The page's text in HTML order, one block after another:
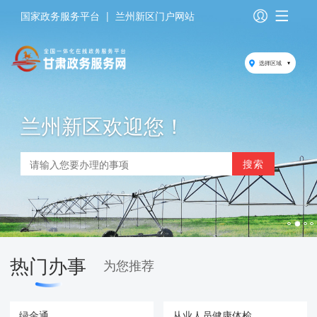
国家政务服务平台 | 兰州新区门户网站
选择区域
兰州新区欢迎您！
热门办事 为您推荐